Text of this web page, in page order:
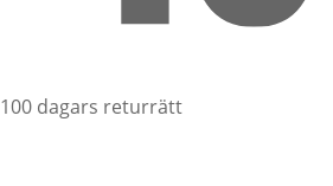
100 dagars returrätt